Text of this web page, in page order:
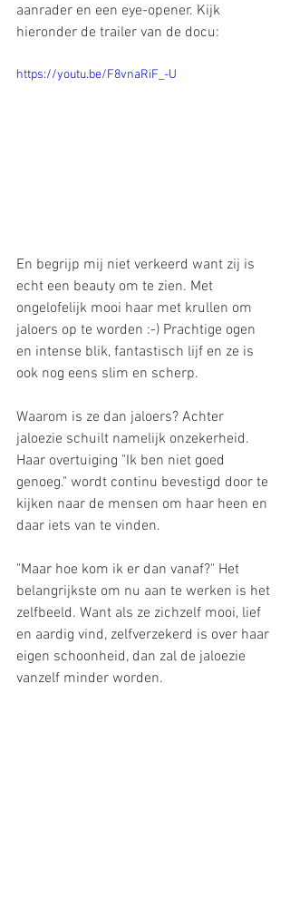
aanrader en een eye-opener. Kijk
hieronder de trailer van de docu:
https://youtu.be/F8vnaRiF_-U
En begrijp mij niet verkeerd want zij is
echt een beauty om te zien. Met
ongelofelijk mooi haar met krullen om
jaloers op te worden :-) Prachtige ogen
en intense blik, fantastisch lijf en ze is
ook nog eens slim en scherp.
Waarom is ze dan jaloers? Achter
jaloezie schuilt namelijk onzekerheid.
Haar overtuiging "Ik ben niet goed
genoeg." wordt continu bevestigd door te
kijken naar de mensen om haar heen en
daar iets van te vinden.
"Maar hoe kom ik er dan vanaf?" Het
belangrijkste om nu aan te werken is het
zelfbeeld. Want als ze zichzelf mooi, lief
en aardig vind, zelfverzekerd is over haar
eigen schoonheid, dan zal de jaloezie
vanzelf minder worden.